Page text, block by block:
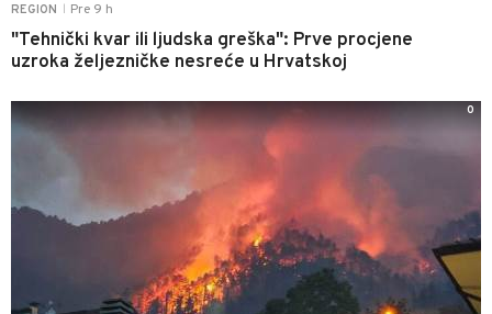
REGION Pre 9 h
"Tehnički kvar ili ljudska greška": Prve procjene
uzroka željezničke nesreće u Hrvatskoj
0